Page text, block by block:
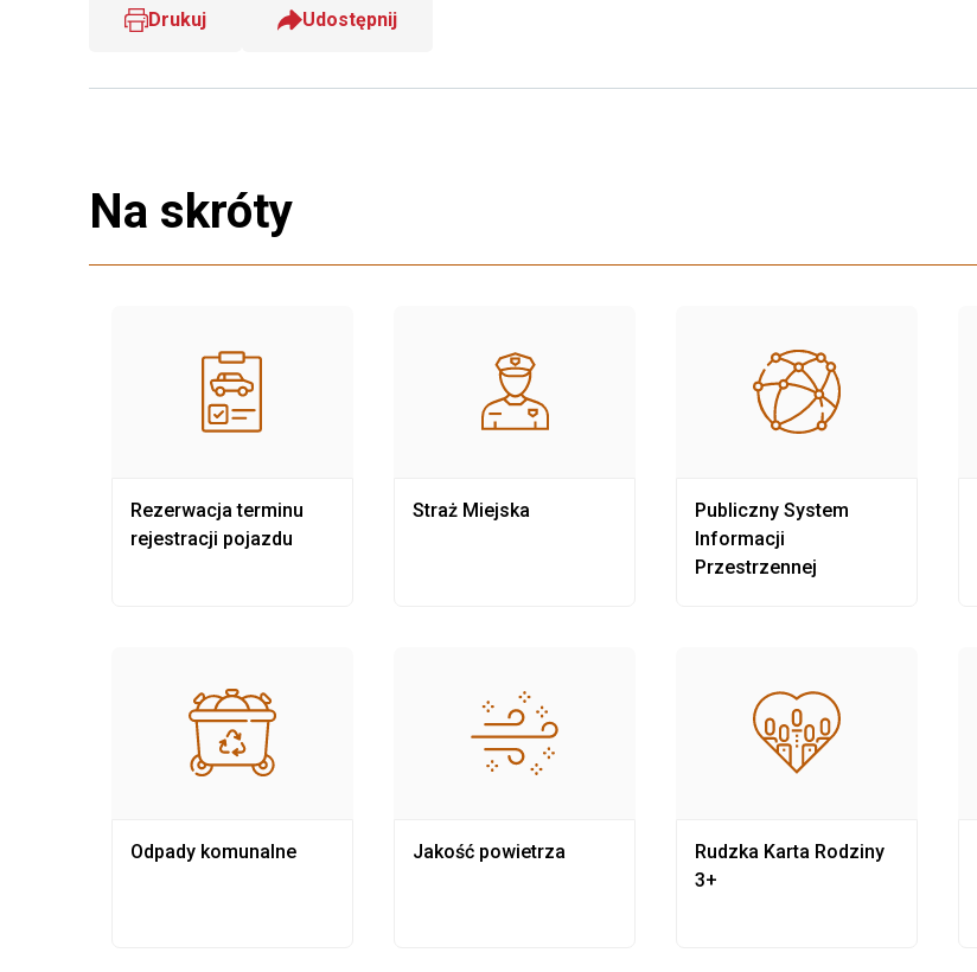
Drukuj Udostępnij
Na skróty
Rezerwacja terminu
rejestracji pojazdu
Odpady komunalne
Straż Miejska
Jakość powietrza
Publiczny System
Informacji
Przestrzennej
Rudzka Karta Rodziny
3+